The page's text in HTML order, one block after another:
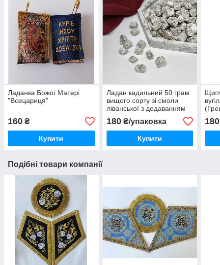
Ладанка Божої Матері
"Всецариця"
160 ₴
Купити
Ладан кадильний 50 грам
вищого сорту зі смоли
ліванської з додаванням
натуральних масел
(Греція)
180₴/упаковка
Купити
180
Подібні товари компанії